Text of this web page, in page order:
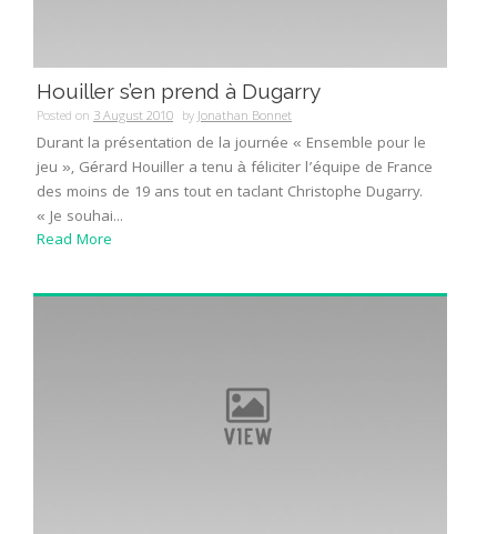
Houiller s’en prend à Dugarry
Posted on 3 August 2010 byJonathan Bonnet
Durant la présentation de la journée « Ensemble pour le
jeu », Gérard Houiller a tenu à féliciter l’équipe de France
des moins de 19 ans tout en taclant Christophe Dugarry.
« Je souhai...
Read More